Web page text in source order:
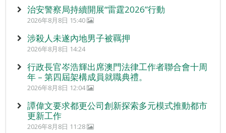
治安警察局持續開展“雷霆2026”行動
2026年8月8日 15:40
涉殺人未遂內地男子被羈押
2026年8月8日 14:24
行政長官岑浩輝出席澳門法律工作者聯合會十周
年 – 第四屆架構成員就職典禮。
2026年8月8日 12:04
譚偉文要求都更公司創新探索多元模式推動都市
更新工作
2026年8月8日 11:28